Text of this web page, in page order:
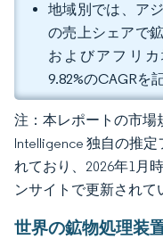
地域別では、ア
の売上シェアで
およびアフリ
9.82%のCAGRを
注：本レポートの市場
Intelligence 独自の推
れており、2026年1月
ンサイトで更新されて
世界の鉱物処理装